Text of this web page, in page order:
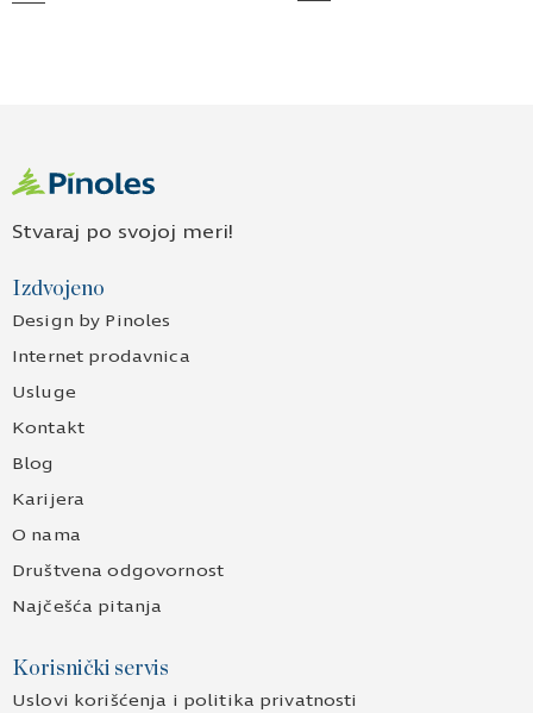
Stvaraj po svojoj meri!
Izdvojeno
Design by Pinoles
Internet prodavnica
Usluge
Kontakt
Blog
Karijera
O nama
Društvena odgovornost
Najčešća pitanja
Korisnički servis
Uslovi korišćenja i politika privatnosti